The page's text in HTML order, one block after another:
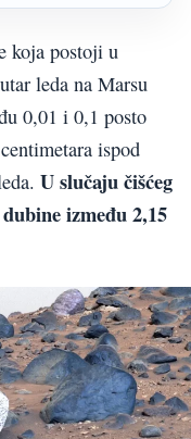
koja postoji u
leda na Marsu
0,01 i 0,1 posto
ispod
U slučaju čišćeg
između 2,15